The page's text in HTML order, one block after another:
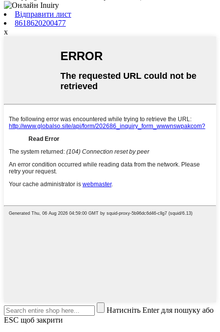
Відправити лист
8618620200477
x
Натисніть Enter для пошуку або
ESC щоб закрити